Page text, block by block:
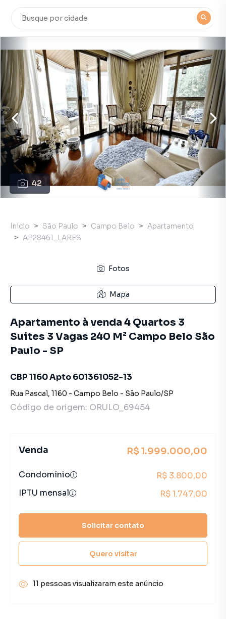
42
Início São Paulo Campo Belo
Apartamento
AP28461_LARES
Fotos
Mapa
Apartamento à venda 4 Quartos 3
Suites 3 Vagas 240 M² Campo Belo São
Paulo - SP
CBP 1160 Apto 601361052-13
Rua Pascal, 1160 - Campo Belo - São Paulo/SP
Código de origem: ORULO_69454
Venda R$ 1.999.000,00
Condomínio
R$ 3.800,00
IPTU mensal
R$ 1.747,00
Solicitar contato
Quero visitar
11 pessoas visualizaram este anúncio